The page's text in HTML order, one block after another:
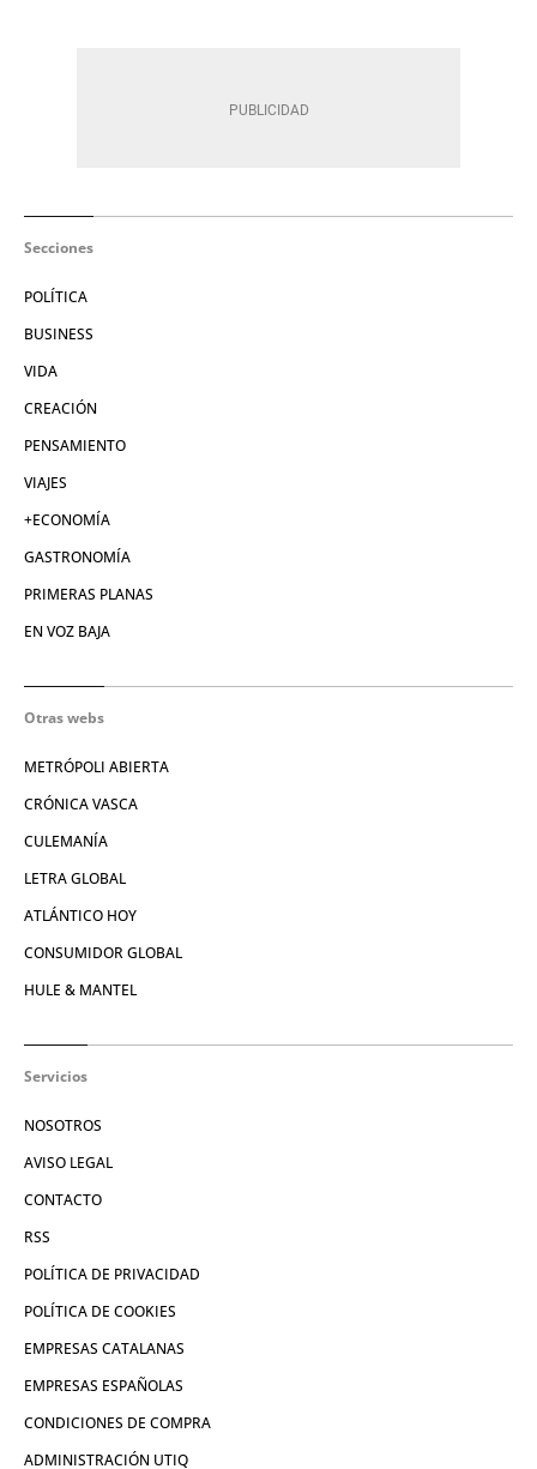
Secciones
POLÍTICA
BUSINESS
VIDA
CREACIÓN
PENSAMIENTO
VIAJES
+ECONOMÍA
GASTRONOMÍA
PRIMERAS PLANAS
EN VOZ BAJA
Otras webs
METRÓPOLI ABIERTA
CRÓNICA VASCA
CULEMANÍA
LETRA GLOBAL
ATLÁNTICO HOY
CONSUMIDOR GLOBAL
HULE & MANTEL
Servicios
NOSOTROS
AVISO LEGAL
CONTACTO
RSS
POLÍTICA DE PRIVACIDAD
POLÍTICA DE COOKIES
EMPRESAS CATALANAS
EMPRESAS ESPAÑOLAS
CONDICIONES DE COMPRA
ADMINISTRACIÓN UTIQ